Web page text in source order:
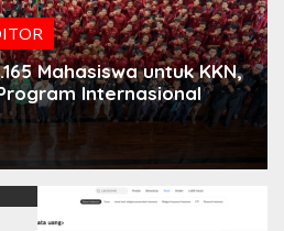
Mahasiswa untuk KKN,
Internasional